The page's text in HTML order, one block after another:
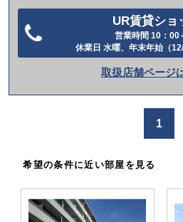
UR賃貸ショ
営業時間 10：
休業日 水曜、年末年始（
取扱店舗ページ
1
希望の条件に近い部屋を見る